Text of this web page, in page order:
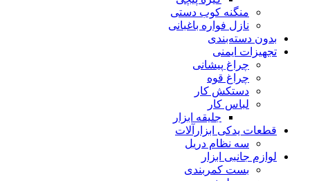
منگنه کوب دستی
نازل فواره باغبانی
بدون دسته‌بندی
تجهیزات ایمنی
چراغ پیشانی
چراغ قوه
دستکش کار
لباس کار
جلیقه ابزار
قطعات یدکی ابزارآلات
سه نظام دریل
لوازم جانبی ابزار
بست کمربندی